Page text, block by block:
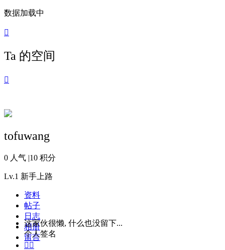
数据加载中

Ta 的空间

tofuwang
0 人气 |10 积分
Lv.1 新手上路
资料
帖子
日志
相册
留言
这家伙很懒, 什么也没留下...
个人签名
 